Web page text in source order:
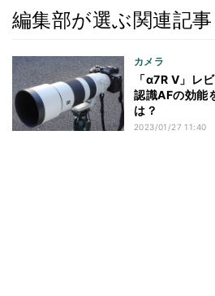
編集部が選ぶ関連記事
カメラ
「α7R V」レ
認識AFの効能
は？
2023/01/27 11:40